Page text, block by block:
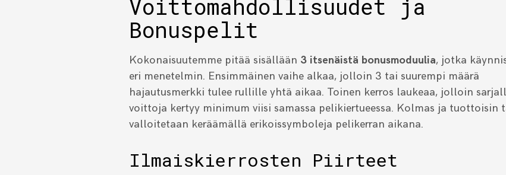
Voittomahdollisuudet ja
Bonuspelit
Kokonaisuutemme pitää sisällään 3 itsenäistä bonusmoduulia, jotka
eri menetelmin. Ensimmäinen vaihe alkaa, jolloin 3 tai suurempi määrä
hajautusmerkki tulee rullille yhtä aikaa. Toinen kerros laukeaa, jolloin
voittoja kertyy minimum viisi samassa pelikiertueessa. Kolmas ja tuottoisin
valloitetaan keräämällä erikoissymboleja pelikerran aikana.
Ilmaiskierrosten Piirteet